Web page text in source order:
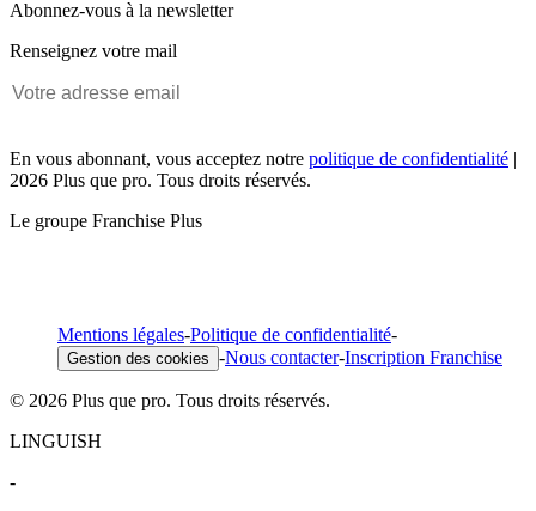
Abonnez-vous à la newsletter
Renseignez votre mail
En vous abonnant, vous acceptez notre politique de confidentialité |
2026 Plus que pro. Tous droits réservés.
Le groupe Franchise Plus
Mentions légales-Politique de confidentialité-
Gestion des cookies -Nous contacter-Inscription Franchise
© 2026 Plus que pro. Tous droits réservés.
LINGUISH
-